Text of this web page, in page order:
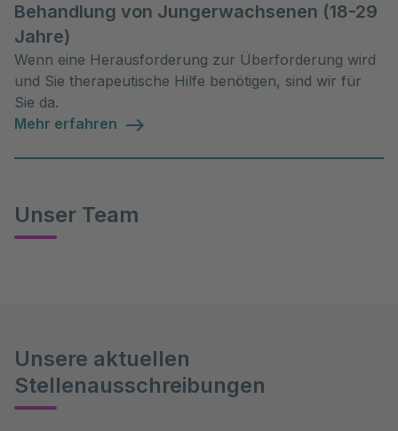
Behandlung von Jungerwachsenen (18-29
Jahre)
Wenn eine Herausforderung zur Überforderung wird
und Sie therapeutische Hilfe benötigen, sind wir für
Sie da.
Mehr erfahren
Unser Team
Unsere aktuellen
Stellenausschreibungen